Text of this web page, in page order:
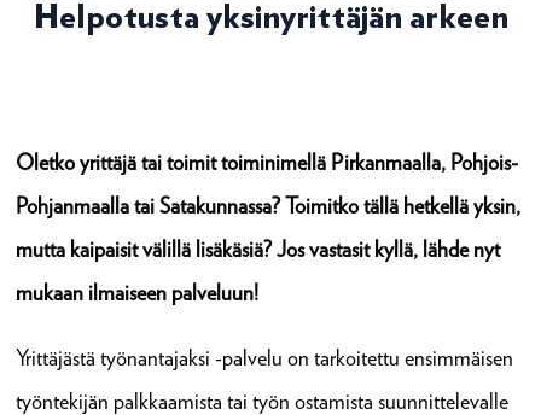
Helpotusta yksinyrittäjän arkeen
Oletko yrittäjä tai toimit toiminimellä Pirkanmaalla, Pohjois-
Pohjanmaalla tai Satakunnassa? Toimitko tällä hetkellä yksin,
mutta kaipaisit välillä lisäkäsiä? Jos vastasit kyllä, lähde nyt
mukaan ilmaiseen palveluun!
Yrittäjästä työnantajaksi -palvelu on tarkoitettu ensimmäisen
työntekijän palkkaamista tai työn ostamista suunnittelevalle